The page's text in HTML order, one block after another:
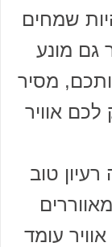
שמחים
גם מונע
מסיר
אוויר
טוב
עומד